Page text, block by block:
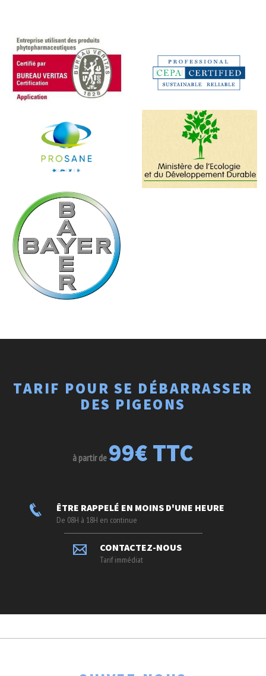
TARIF POUR SE DÉBARRASSER
DES PIGEONS
à partir de 99€ TTC
ÊTRE RAPPELÉ EN MOINS D'UNE HEURE
De 08H à 18H en continue
CONTACTEZ-NOUS
Tarif immédiat